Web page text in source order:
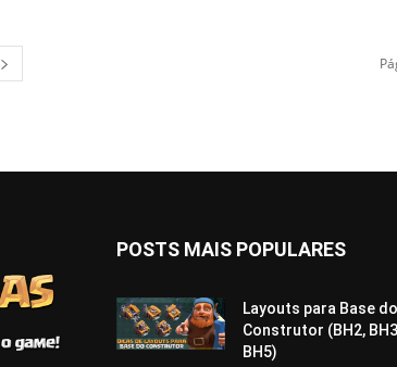
POSTS MAIS POPULARES
Layouts para Base do
Construtor (BH2,
BH5)